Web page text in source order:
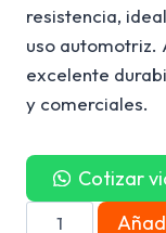
resistencia,
uso automotriz.
excelente
y comerciales.
Cotizar
Cuero